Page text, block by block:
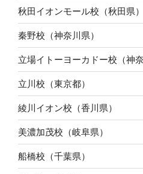
秋田イオンモール校（秋田県）
秦野校（神奈川県）
立場イトーヨーカドー校（神奈
立川校（東京都）
綾川イオン校（香川県）
美濃加茂校（岐阜県）
船橋校（千葉県）